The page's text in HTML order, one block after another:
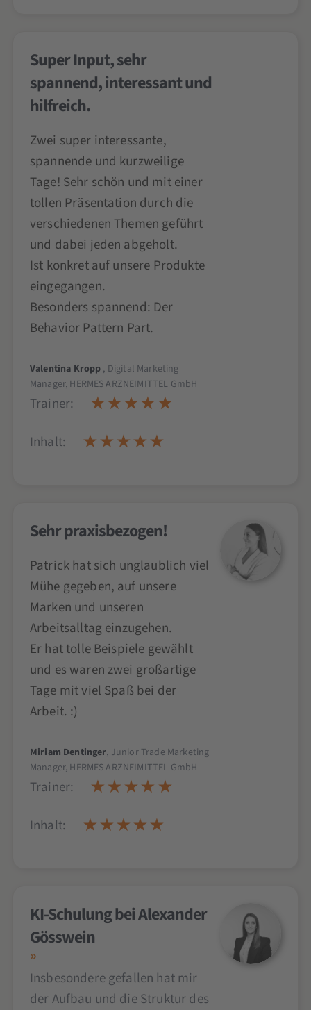
Super Input, sehr
spannend, interessant und
hilfreich.
Zwei super interessante,
spannende und kurzweilige
Tage! Sehr schön und mit einer
tollen Präsentation durch die
verschiedenen Themen geführt
und dabei jeden abgeholt.
Ist konkret auf unsere Produkte
eingegangen.
Besonders spannend: Der
Behavior Pattern Part.
Valentina Kropp , Digital Marketing
Manager, HERMES ARZNEIMITTEL GmbH
Trainer:
Inhalt:
Sehr praxisbezogen!
Patrick hat sich unglaublich viel
Mühe gegeben, auf unsere
Marken und unseren
Arbeitsalltag einzugehen.
Er hat tolle Beispiele gewählt
und es waren zwei großartige
Tage mit viel Spaß bei der
Arbeit. :)
Miriam Dentinger, Junior Trade Marketing
Manager, HERMES ARZNEIMITTEL GmbH
Trainer:
Inhalt:
KI-Schulung bei Alexander
Gösswein
Insbesondere gefallen hat mir
der Aufbau und die Struktur des